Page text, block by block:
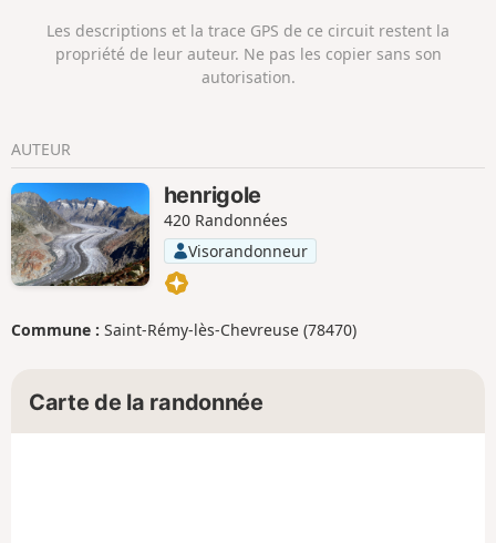
Les descriptions et la trace GPS de ce circuit restent la
propriété de leur auteur. Ne pas les copier sans son
autorisation.
AUTEUR
henrigole
420 Randonnées
Visorandonneur
Commune : Saint-Rémy-lès-Chevreuse (78470)
Carte de la randonnée